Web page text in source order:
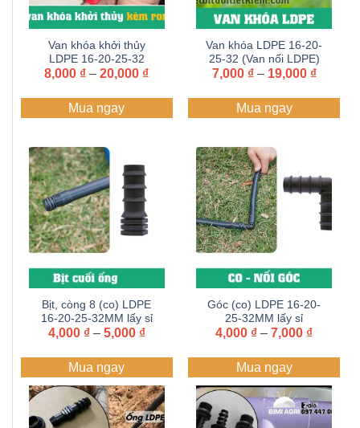
Van khóa khởi thủy
LDPE 16-20-25-32
kèm ron lấy sỉ
097.447.0804
8,000 ₫ – 20,000 ₫Khoảng
từ
Mua ngay
Van khóa LDPE 16-20-
25-32 (Van nối LDPE)
lấy sỉ Zalo+hotline
7,000 ₫ – 19,000 ₫Khoảng
từ
Mua ngay
Bịt, còng 8 (co) LDPE
16-20-25-32MM lấy sỉ
Zalo+hotline
4,000 ₫ – 5,000 ₫Khoảng
từ
đến
5,000 ₫
Mua ngay
Góc (co) LDPE 16-20-
25-32MM lấy sỉ
Zalo+hotline
4,000 ₫ – 7,000 ₫Khoảng
từ
đến
7,000 ₫
Mua ngay